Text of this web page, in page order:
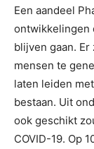
Een aandeel
ontwikkelingen
blijven gaan.
mensen te
laten leiden
bestaan. Uit
ook geschikt
COVID-19. Op